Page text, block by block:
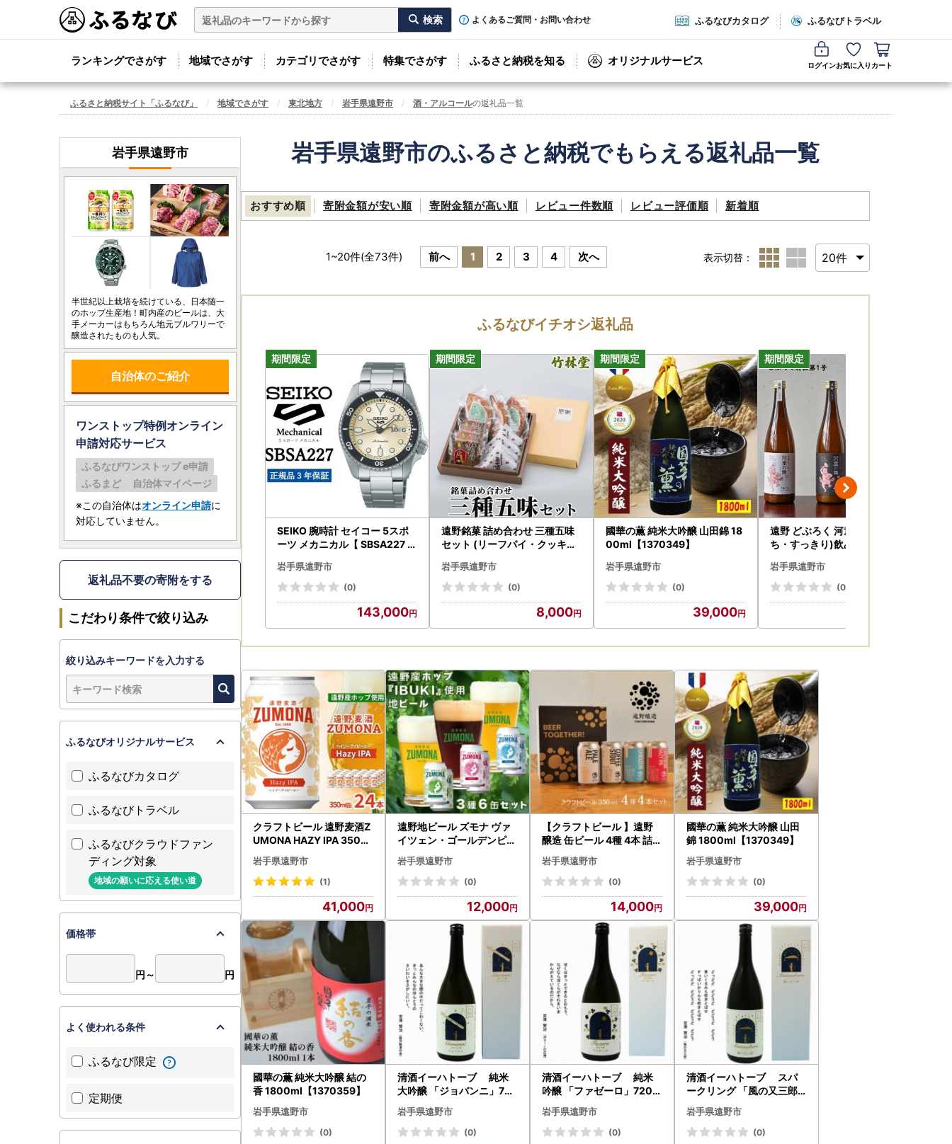
よくあるご質問・お問い合わせ ふるなびカタログ ふるなびトラベル
ランキングでさがす 地域でさがす カテゴリでさがす 特集でさがす ふるさと納税を知る オリジナルサービス ログインお気に入り カート
ふるさと納税サイト「ふるなび」 地域でさがす 東北地方 岩手県遠野市 酒・アルコールの返礼品一覧
岩手県遠野市のふるさと納税でもらえる返礼品一覧
おすすめ順 寄附金額が安い順 寄附金額が高い順 レビュー件数順 レビュー評価順 新着順
1~20件(全73件) 前へ 1 2 3 4 次へ 表示切替：
ふるなびイチオシ返礼品
SEIKO 腕時計 セイコー 5スポ
ーツ メカニカル【 SBSA227 】
岩手県遠野市
(0)
143,000
遠野銘菓 詰め合わせ 三種五味
セット (リーフパイ・クッキー
【1740109】
岩手県遠野市
(0)
8,000
國華の薫 純米大吟醸 山田錦 18
00ml【1370349】
岩手県遠野市
(0)
39,000
遠野 どぶろく 河童の舞(うまく
ち・すっきり)飲み比べ 720ml
【1501735】
岩手県遠野市
(0)
クラフトビール 遠野麦酒Z
UMONA HAZY IPA 350ml
24缶セット 遠野産ホップ
使用【1560127】
岩手県遠野市
(1)
41,000
遠野地ビール ズモナ ヴァ
イツェン・ゴールデンピル
スナー・アルト 3種類 計6
本セット(有)松田酒店【15
91100】
岩手県遠野市
(0)
12,000
【クラフトビール 】遠野
醸造 缶ビール 4種 4本 詰め
合わせ セット【配送不可
地域：離島】【1466324
】
岩手県遠野市
(0)
14,000
國華の薫 純米大吟醸 山田
錦 1800ml【1370349】
岩手県遠野市
(0)
39,000
國華の薫 純米大吟醸 結の
香 1800ml【1370359】
岩手県遠野市
(0)
清酒イーハトーブ 純米
大吟醸 「ジョバンニ」720
ml【1370365】
岩手県遠野市
(0)
清酒イーハトーブ 純米
吟醸 「ファゼーロ」720m
l【1370372】
岩手県遠野市
(0)
清酒イーハトーブ スパ
ークリング 「風の又三郎
」720ml【1370375】
岩手県遠野市
(0)
岩手県遠野市
半世紀以上栽培を続けている、日本随一
のホップ生産地！町内産のビールは、大
手メーカーはもちろん地元ブルワリーで
醸造されたものも人気。
自治体のご紹介
ワンストップ特例オンライン
申請対応サービス
ふるなびワンストップ e申請
ふるまど
自治体マイページ
※この自治体はオンライン申請に
対応していません。
返礼品不要の寄附をする
こだわり条件で絞り込み
絞り込みキーワードを入力する
ふるなびオリジナルサービス
ふるなびカタログ
ふるなびトラベル
ふるなびクラウドファン
ディング対象
地域の願いに応える使い道
価格帯
円～ 円
よく使われる条件
ふるなび限定
定期便